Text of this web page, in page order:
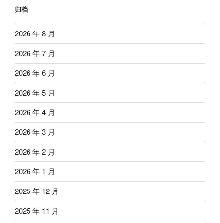
归档
2026 年 8 月
2026 年 7 月
2026 年 6 月
2026 年 5 月
2026 年 4 月
2026 年 3 月
2026 年 2 月
2026 年 1 月
2025 年 12 月
2025 年 11 月